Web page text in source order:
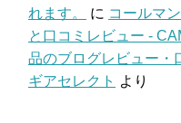
れます。
に コールマ
と口コミレビュー -
品のブログレビュー・
ギアセレクト より